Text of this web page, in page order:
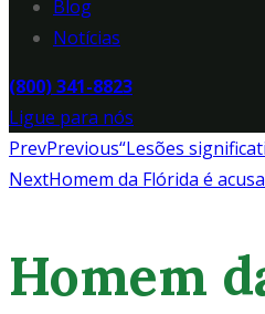
Blog
Notícias
(800) 341-8823
Ligue para nós
PrevPrevious“Lesões
NextHomem da Flórida é
Homem